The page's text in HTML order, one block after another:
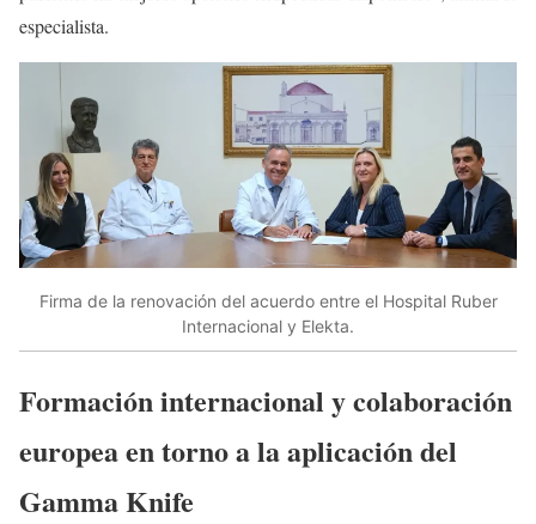
especialista.
Firma de la renovación del acuerdo entre el Hospital Ruber
Internacional y Elekta.
Formación internacional y colaboración
europea en torno a la aplicación del
Gamma Knife